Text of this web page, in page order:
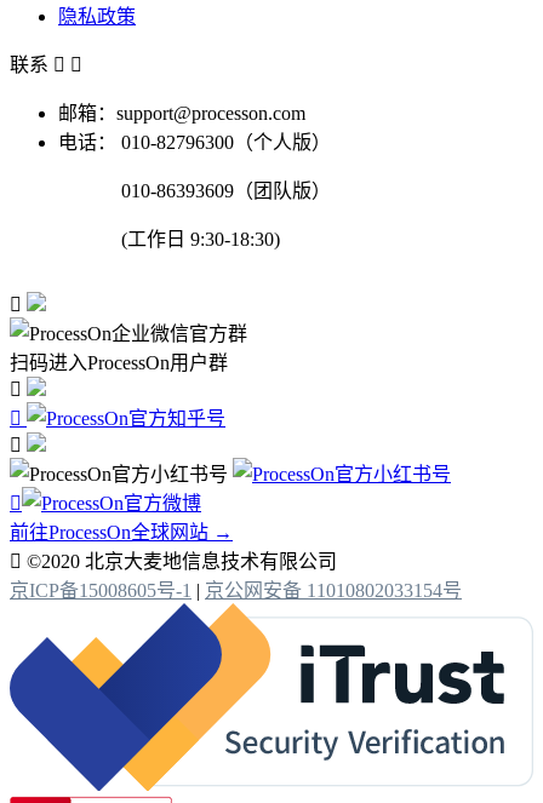
隐私政策
联系  
邮箱：support@processon.com
电话：
010-82796300（个人版）
010-86393609（团队版）
(工作日 9:30-18:30)

扫码进入ProcessOn用户群




前往ProcessOn全球网站 →
 ©2020 北京大麦地信息技术有限公司
京ICP备15008605号-1 | 京公网安备 11010802033154号